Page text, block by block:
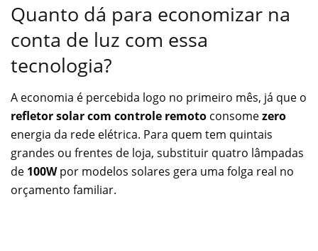
Quanto dá para economizar na
conta de luz com essa
tecnologia?
A economia é percebida logo no primeiro mês, já que o
refletor solar com controle remoto consomezero
energia da rede elétrica. Para quem tem quintais
grandes ou frentes de loja, substituir quatro lâmpadas
de 100Wpor modelos solares gera uma folga real no
orçamento familiar.